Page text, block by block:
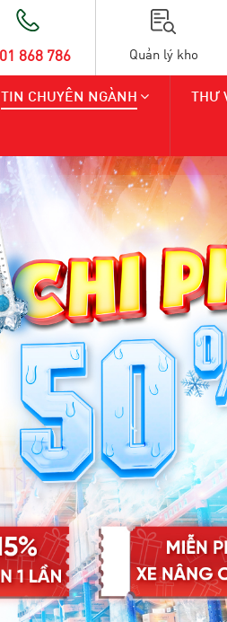
Quản lý kho
868 786
TIN CHUYÊN NGÀNH THƯ